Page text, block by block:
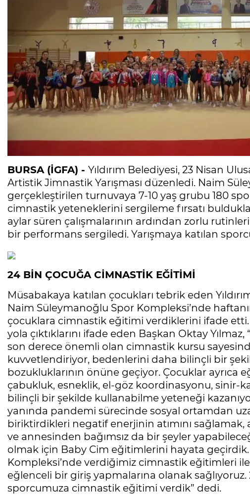
BURSA (İGFA) - Yıldırım Belediyesi, 23 Nisan
Artistik Jimnastik Yarışması düzenledi. Naim
gerçekleştirilen turnuvaya 7-10 yaş grubu 180
cimnastik yeteneklerini sergileme fırsatı
aylar süren çalışmalarının ardından zorlu
bir performans sergiledi. Yarışmaya katılan
24 BİN ÇOCUĞA CİMNASTİK EĞİTİMİ
Müsabakaya katılan çocukları tebrik eden
Naim Süleymanoğlu Spor Kompleksi’nde
çocuklara cimnastik eğitimi verdiklerini ifade etti.
yola çıktıklarını ifade eden Başkan Oktay
son derece önemli olan cimnastik kursu
kuvvetlendiriyor, bedenlerini daha bilinçli bir
bozukluklarının önüne geçiyor. Çocuklar
çabukluk, esneklik, el-göz koordinasyonu, sinir-
bilinçli bir şekilde kullanabilme yeteneği
yanında pandemi sürecinde sosyal ortamdan
biriktirdikleri negatif enerjinin atımını
ve annesinden bağımsız da bir şeyler
olmak için Baby Cim eğitimlerini hayata
Kompleksi’nde verdiğimiz cimnastik eğitimleri ile
eğlenceli bir giriş yapmalarına olanak sağlıyoruz.
sporcumuza cimnastik eğitimi verdik” dedi.